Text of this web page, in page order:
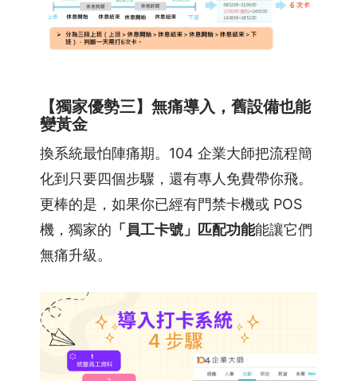
【獨家優勢三】無痛導入，舊設備也能
變黃金
換系統最怕陣痛期。104 企業大師把流程簡
化到只要四個步驟，還有專人免費帶你飛。
更棒的是，如果你已經有門禁卡機或 POS
機，獨家的 「員工卡號」匹配功能能讓它們
無痛升級。